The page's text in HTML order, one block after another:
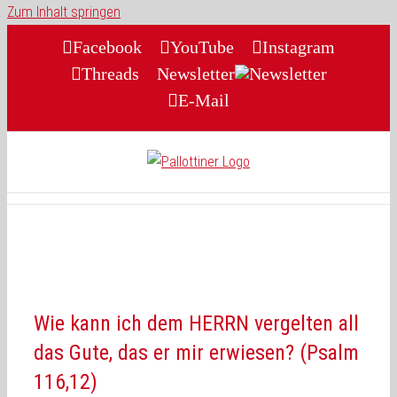
Zum Inhalt springen
Facebook YouTube
Instagram
Threads
Newsletter
E-Mail
Wie kann ich dem HERRN vergelten all
das Gute, das er mir erwiesen? (Psalm
116,12)